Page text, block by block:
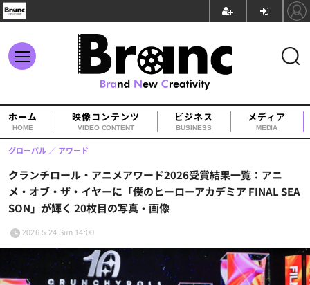
ホーム
HOME
映像コンテンツ
VIDEO CONTENT
ビジネス
BUSINESS
メディア
MEDIA
クランチロール・アニメアワード2026受賞結果一覧：アニ
メ・オブ・ザ・イヤーに「僕のヒーローアカデミア FINAL SEA
SON」が輝く 20枚目の写真・画像
グローバル アワード
2026.5.24 Sun 14:00